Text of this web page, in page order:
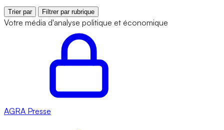
Trier par Filtrer par rubrique
Votre média d'analyse politique et économique
AGRA Presse